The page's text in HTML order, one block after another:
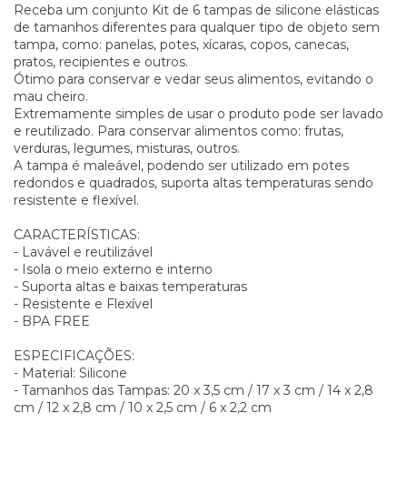
Receba um conjunto Kit de 6 tampas de silicone elásticas
de tamanhos diferentes para qualquer tipo de objeto sem
tampa, como: panelas, potes, xícaras, copos, canecas,
pratos, recipientes e outros.
Ótimo para conservar e vedar seus alimentos, evitando o
mau cheiro.
Extremamente simples de usar o produto pode ser lavado
e reutilizado. Para conservar alimentos como: frutas,
verduras, legumes, misturas, outros.
A tampa é maleável, podendo ser utilizado em potes
redondos e quadrados, suporta altas temperaturas sendo
resistente e flexível.
CARACTERÍSTICAS:
- Lavável e reutilizável
- Isola o meio externo e interno
- Suporta altas e baixas temperaturas
- Resistente e Flexível
- BPA FREE
ESPECIFICAÇÕES:
- Material: Silicone
- Tamanhos das Tampas: 20 x 3,5 cm / 17 x 3 cm / 14 x 2,8
cm / 12 x 2,8 cm / 10 x 2,5 cm / 6 x 2,2 cm